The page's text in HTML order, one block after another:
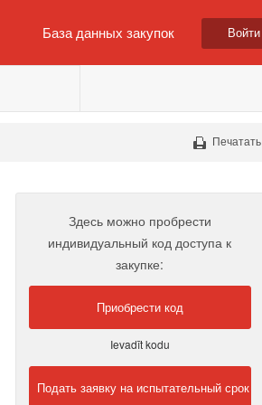
База данных закупок Войти
Печатать
Здесь можно пробрести
индивидуальный код доступа к
закупке:
Приобрести код
Ievadīt kodu
Подать заявку на испытательный срок